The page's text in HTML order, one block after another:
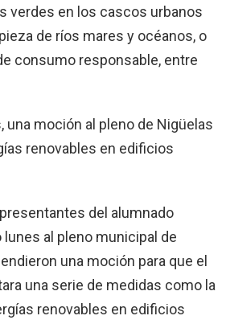
verdes en los cascos urbanos
de ríos mares y océanos, o
consumo responsable, entre
una moción al pleno de Nigüelas
renovables en edificios
del alumnado
al pleno municipal de
una moción para que el
una serie de medidas como la
renovables en edificios